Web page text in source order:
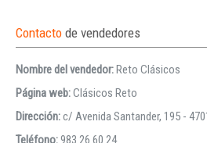
Contacto de vendedores
Nombre del vendedor: Reto Clásicos
Página web:Clásicos Reto
Dirección:c/ Avenida Santander, 195 -
Teléfono:983 26 60 24